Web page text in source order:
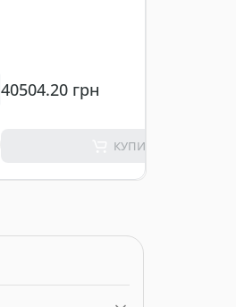
40504.20 грн
КУПИТИ